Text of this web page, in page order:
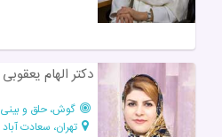
دکتر الهام یعقوبی
گوش، حلق و بینی
تهران، سعادت آباد